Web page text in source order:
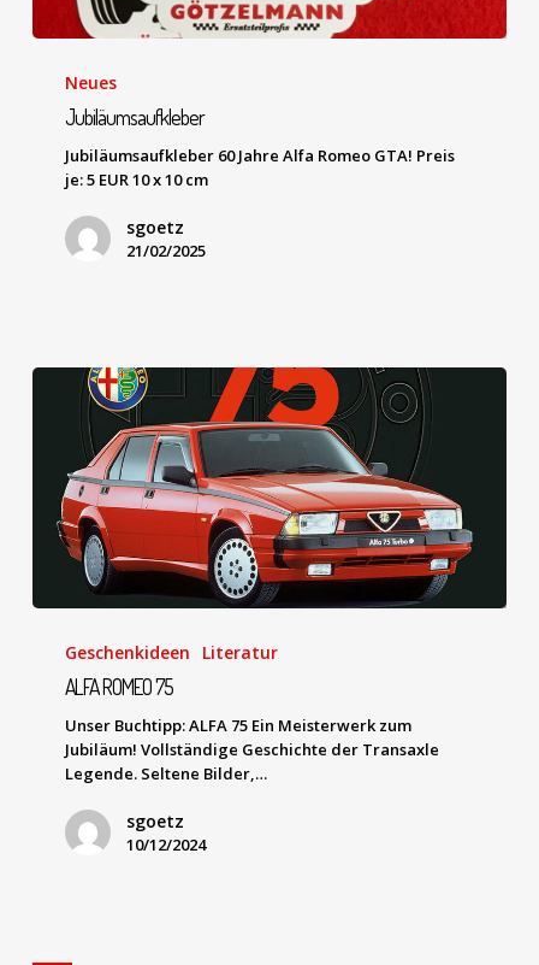
Neues
Jubiläumsaufkleber
Jubiläumsaufkleber 60 Jahre Alfa Romeo GTA! Preis
je: 5 EUR 10 x 10 cm
sgoetz
21/02/2025
Geschenkideen Literatur
ALFA ROMEO 75
Unser Buchtipp: ALFA 75 Ein Meisterwerk zum
Jubiläum! Vollständige Geschichte der Transaxle
Legende. Seltene Bilder,…
sgoetz
10/12/2024